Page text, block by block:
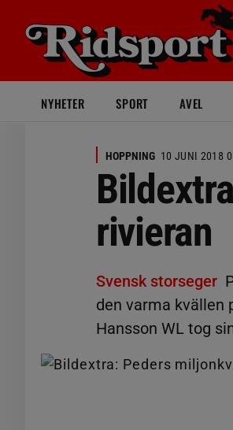
NYHETER SPORT AVEL
HOPPNING 10 JUNI 2018
rivieran
Svensk storseger
den varma kvällen
Hansson WL tog